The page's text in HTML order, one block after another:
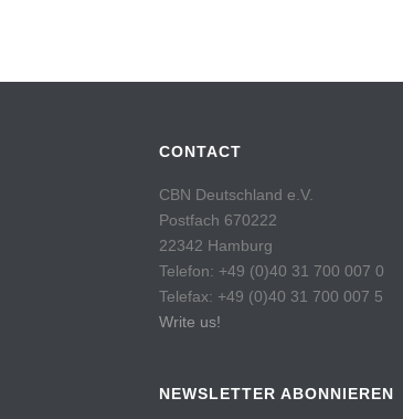
CONTACT
CBN Deutschland e.V.
Postfach 670222
22342 Hamburg
Telefon: +49 (0)40 31 700 007 0
Telefax: +49 (0)40 31 700 007 5
Write us!
NEWSLETTER ABONNIEREN